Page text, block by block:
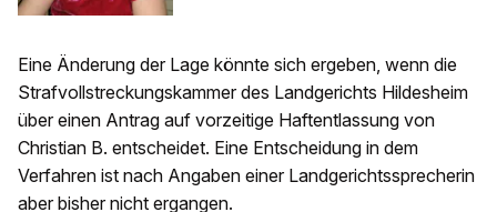
Eine Änderung der Lage könnte sich ergeben, wenn die
Strafvollstreckungskammer des Landgerichts Hildesheim
über einen Antrag auf vorzeitige Haftentlassung von
Christian B. entscheidet. Eine Entscheidung in dem
Verfahren ist nach Angaben einer Landgerichtssprecherin
aber bisher nicht ergangen.